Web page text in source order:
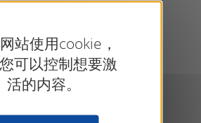
站使用cookie，
可以控制想要激
活的内容。